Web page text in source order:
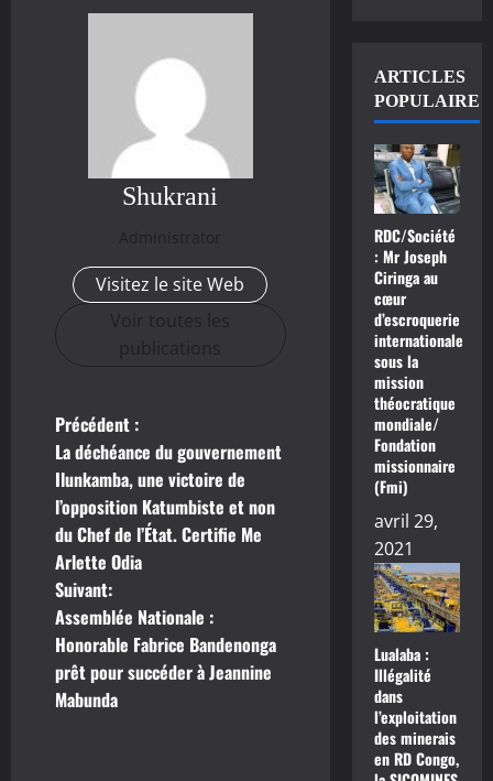
Shukrani
Administrator
Visitez le site Web
Voir toutes les
publications
N
a
v
i
g
a
t
Précédent :
La déchéance du gouvernement
Ilunkamba, une victoire de
l’opposition Katumbiste et non
du Chef de l’État. Certifie Me
Arlette Odia
Suivant:
Assemblée Nationale :
Honorable Fabrice Bandenonga
prêt pour succéder à Jeannine
Mabunda
ARTICLES
POPULAIRE
RDC/Société
: Mr Joseph
Ciringa au
cœur
d’escroquerie
internationale
sous la
mission
théocratique
mondiale/
Fondation
missionnaire
(Fmi)
avril 29,
2021
Lualaba :
Illégalité
dans
l’exploitation
des minerais
en RD Congo,